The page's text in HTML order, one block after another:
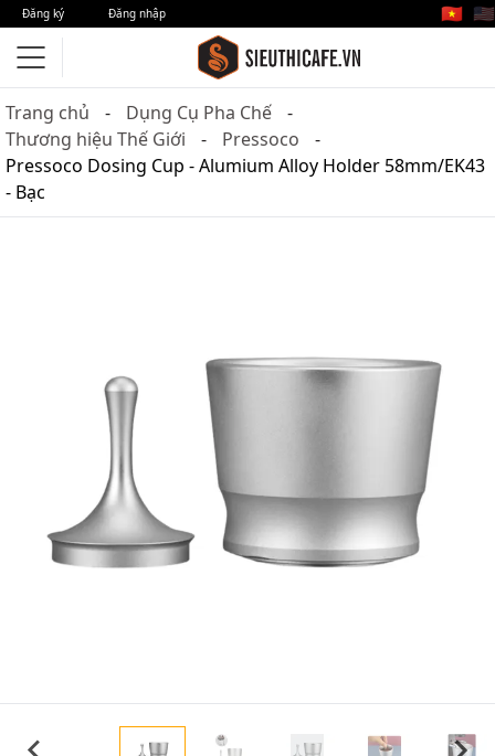
Đăng ký Đăng nhập 🇻🇳 🇺🇸
Trang chủ
Dụng Cụ Pha Chế
Thương hiệu Thế Giới
Pressoco
Pressoco Dosing Cup - Alumium Alloy Holder 58mm/EK43
- Bạc